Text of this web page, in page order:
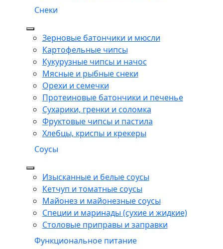
Снеки
Зерновые батончики и мюсли
Картофельные чипсы
Кукурузные чипсы и начос
Мясные и рыбные снеки
Орехи и семечки
Протеиновые батончики и печенье
Сухарики, гренки и соломка
Фруктовые чипсы и пастила
Хлебцы, криспы и крекеры
Соусы
Изысканные и белые соусы
Кетчуп и томатные соусы
Майонез и майонезные соусы
Специи и маринады (сухие и жидкие)
Столовые приправы и заправки
Функциональное питание